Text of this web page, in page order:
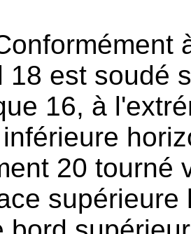
18 est soudé
16, à
20 tourné